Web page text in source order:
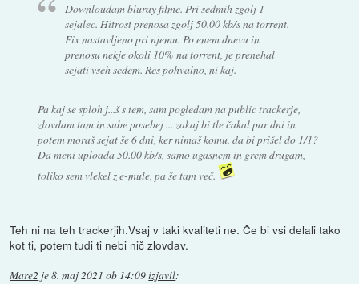
Downloudam bluray filme. Pri sedmih zgolj 1
sejalec. Hitrost prenosa zgolj 50.00 kb/s na torrent.
Fix nastavljeno pri njemu. Po enem dnevu in
prenosu nekje okoli 10% na torrent, je prenehal
sejati vseh sedem. Res pohvalno, ni kaj.
Pa kaj se sploh j...š s tem, sam pogledam na public trackerje,
zlovdam tam in sube posebej ... zakaj bi tle čakal par dni in
potem moraš sejat še 6 dni, ker nimaš komu, da bi prišel do 1/1?
Da meni uploada 50.00 kb/s, samo ugasnem in grem drugam,
toliko sem vlekel z e-mule, pa še tam več.
Teh ni na teh trackerjih.Vsaj v taki kvaliteti ne. Če bi vsi delali tako
kot ti, potem tudi ti nebi nič zlovdav.
Mare2 je8. maj 2021 ob 14:09izjavil: